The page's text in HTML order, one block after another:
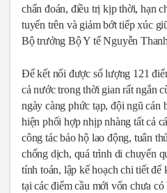
chẩn đoán, điều trị kịp thời, hạn
tuyến trên và giảm bớt tiếp xúc
Bộ trưởng Bộ Y tế Nguyễn
Để kết nối được số lượng 121
cả nước trong thời gian rất ngắn
ngày càng phức tạp, đội ngũ
hiện phối hợp nhịp nhàng tất cả
công tác bảo hộ lao động, tuân
chống dịch, quá trình di chuyển
tính toán, lập kế hoạch chi tiết để
tại các điểm cầu mới vốn chưa